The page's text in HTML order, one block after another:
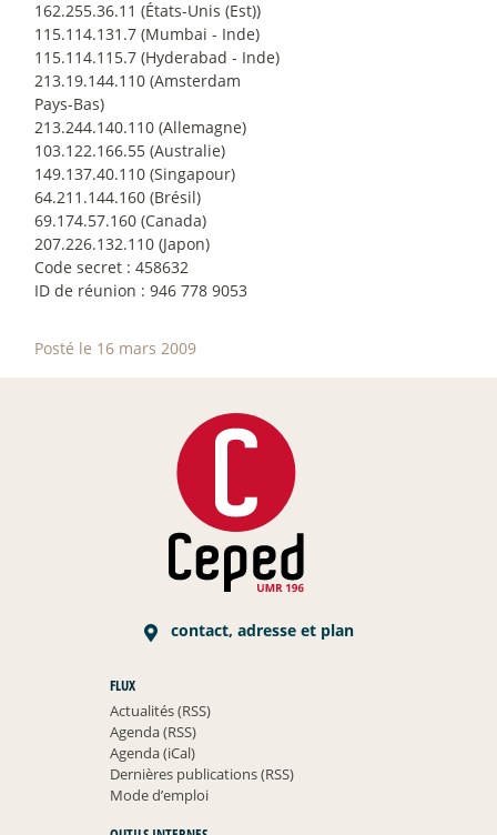
162.255.36.11 (États-Unis (Est))
115.114.131.7 (Mumbai - Inde)
115.114.115.7 (Hyderabad - Inde)
213.19.144.110 (Amsterdam
Pays-Bas)
213.244.140.110 (Allemagne)
103.122.166.55 (Australie)
149.137.40.110 (Singapour)
64.211.144.160 (Brésil)
69.174.57.160 (Canada)
207.226.132.110 (Japon)
Code secret : 458632
ID de réunion : 946 778 9053
Posté le 16 mars 2009
contact, adresse et plan
FLUX
Actualités (RSS)
Agenda (RSS)
Agenda (iCal)
Dernières publications (RSS)
Mode d’emploi